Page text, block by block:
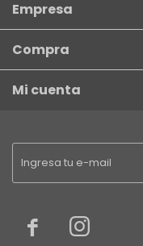
 
Empresa
Compra
Mi cuenta